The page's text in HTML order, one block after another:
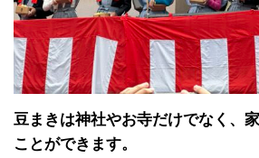
豆まきは神社やお寺だけでなく、
ことができます。